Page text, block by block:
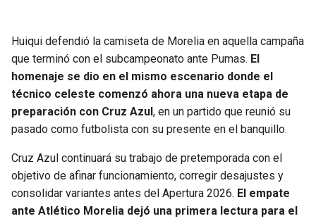
Huiqui defendió la camiseta de Morelia en aquella campaña
que terminó con el subcampeonato ante Pumas. El
homenaje se dio en el mismo escenario donde el
técnico celeste comenzó ahora una nueva etapa de
preparación con Cruz Azul , en un partido que reunió su
pasado como futbolista con su presente en el banquillo.
Cruz Azul continuará su trabajo de pretemporada con el
objetivo de afinar funcionamiento, corregir desajustes y
consolidar variantes antes del Apertura 2026. El empate
ante Atlético Morelia dejó una primera lectura para el